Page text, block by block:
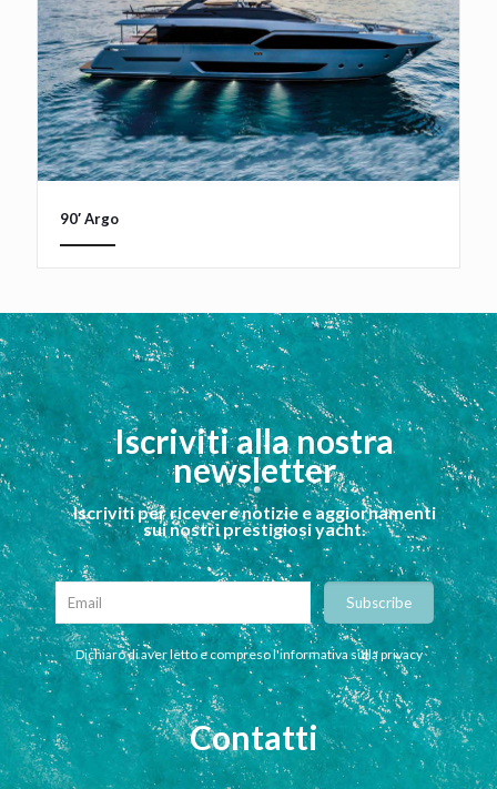
90′ Argo
Iscriviti alla nostra
newsletter
Iscriviti per ricevere notizie e aggiornamenti
sui nostri prestigiosi yacht.
Dichiaro di aver letto e compreso l'informativa sulla privacy
Contatti